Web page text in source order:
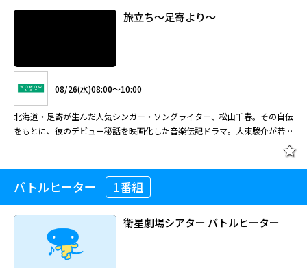
親・子・孫、様々な家族の姿を描く。藤岡琢也が岡倉大吉を演じた最後のシ
08/13(木)07:00～07:50
親・子・孫、様々な家族の姿を描く。藤岡琢也が岡倉大吉を演じた最後のシ
リーズ。
橋田壽賀子ドラマ「渡る世間は鬼ば
08/14(金)20:00～21:00
橋田壽賀子脚本による国民的ホームドラマ第8シリーズ。嫁いだ5人の娘た
ちと父親を中心に、それぞれの家庭や周囲の人々の暮らしを描く。
［字］橋田壽賀子ドラマ「渡る世間
は鬼ばかり」（第８シリーズ）第7
回
人のメグミ(奥貫薫)に「自分がこれだと思うことの、逆に行ってみたら」と
08/29(土)03:00～04:00
男」・・・常に最初に選んだ方と逆を選択するようにして幸運を掴んだ男
（ココリコ・田中直樹）だったが… 世にも奇妙な物語～1999秋の特別編～
『モザイク』 中原早紀(江角マキコ)は、テレビ局の敏腕プロデューサー。あ
る日、早紀が番組で暴露話をさせようとしていた男が姿を消した。早紀は急
場をしのぐため、マネキン人形にモザイク処理をし、あたかも人間がしゃべ
の特別編～『逆男』 電機メーカーに勤務する志村信二(田中直樹)は、自分が
選んだものがことごとく『はずれ』てしまうことに悩んでいた。ある日、恋
人のメグミ(奥貫薫)に「自分がこれだと思うことの、逆に行ってみたら」と
アドバイスされる。半信半疑ながらも実践してみると、なんと逆張りするこ
とで、すべてがうまく回り始めるのだった。
閉じる
スペンスシリーズ第1弾。 麻生ゆきは、変装して潜入捜査を得意とする警視
庁特別捜査班の刑事。ある日、「患者が殺されている」と密告電話の入った
病院に看護師として変装し潜入すると、看護師長・河合の勤務日に不審な死
が多発していることに気付く。ゆきは、河合が葬儀社からわいろを受け取る
旅立ち～足寄より～
08/26(水)08:00～10:00
北海道・足寄が生んだ人気シンガー・ソングライター、松山千春。その自伝
をもとに、彼のデビュー秘話を映画化した音楽伝記ドラマ。大東駿介が若き
ーの松山が、２３歳のときに出版した自伝「足寄より」を映画化した音楽伝
記ドラマ。コンテストで落選しながら、突出した個性と歌の実力で頭角を現
わしてゆく松山のデビュー秘話、そして彼のルーツである北海道・足寄で歌
い続ける信念が描かれる。「クローズＺＥＲＯ」シリーズやテレビ小説「ウ
ェルかめ」などで注目された大東が新人時代の松山役を熱演。松山による主
題歌「我家」に加え、映画版のタイトルにもなった代表曲「旅立ち」をはじ
め、随所に挿入された初期の名曲群も心に響く。 昭和５０年、北海道。足
寄町に暮らす１９歳の青年・千春は、全国フォーク音楽祭の北海道大会に出
旅立ち～足寄より～
08/26(水)08:00～10:00
バトルヒーター 1番組
衛星劇場シアター バトルヒーター